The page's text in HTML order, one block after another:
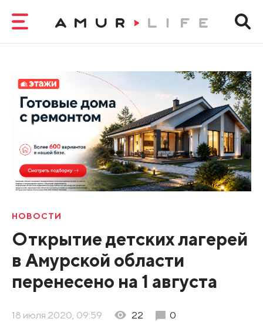
НОВОСТИ
Открытие детских лагерей
в Амурской области
перенесено на 1 августа
18 июля 2020, 09:59 22 0